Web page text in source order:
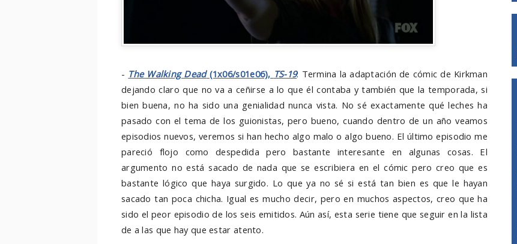
- The Walking Dead(1x06/s01e06), TS-19: Termina la adaptación de cómic de Kirkman
dejando claro que no va a ceñirse a lo que él contaba y también que la temporada, si
bien buena, no ha sido una genialidad nunca vista. No sé exactamente qué leches ha
pasado con el tema de los guionistas, pero bueno, cuando dentro de un año veamos
episodios nuevos, veremos si han hecho algo malo o algo bueno. El último episodio me
pareció flojo como despedida pero bastante interesante en algunas cosas. El
argumento no está sacado de nada que se escribiera en el cómic pero creo que es
bastante lógico que haya surgido. Lo que ya no sé si está tan bien es que le hayan
sacado tan poca chicha. Igual es mucho decir, pero en muchos aspectos, creo que ha
sido el peor episodio de los seis emitidos. Aún así, esta serie tiene que seguir en la lista
de a las que hay que estar atento.